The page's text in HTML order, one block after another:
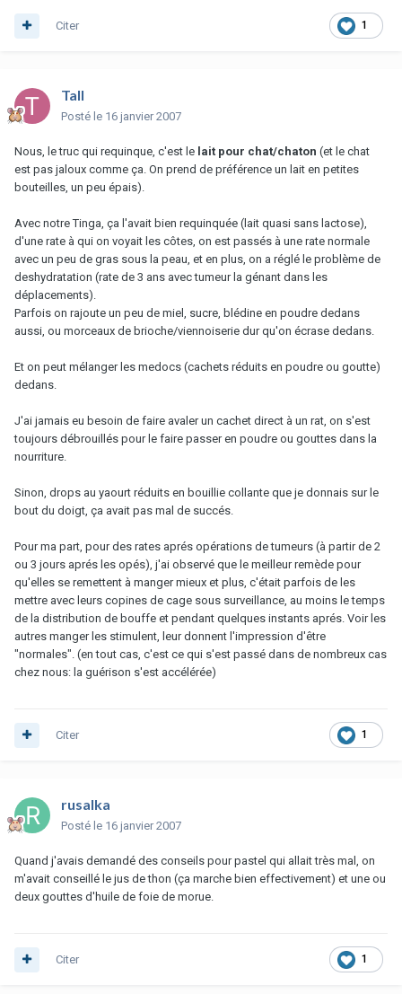
1
Citer
Tall
Posté le 16 janvier 2007
Nous, le truc qui requinque, c'est le lait pour chat/chaton (et le chat
est pas jaloux comme ça. On prend de préférence un lait en petites
bouteilles, un peu épais).
Avec notre Tinga, ça l'avait bien requinquée (lait quasi sans lactose),
d'une rate à qui on voyait les côtes, on est passés à une rate normale
avec un peu de gras sous la peau, et en plus, on a réglé le problème de
deshydratation (rate de 3 ans avec tumeur la génant dans les
déplacements).
Parfois on rajoute un peu de miel, sucre, blédine en poudre dedans
aussi, ou morceaux de brioche/viennoiserie dur qu'on écrase dedans.
Et on peut mélanger les medocs (cachets réduits en poudre ou goutte)
dedans.
J'ai jamais eu besoin de faire avaler un cachet direct à un rat, on s'est
toujours débrouillés pour le faire passer en poudre ou gouttes dans la
nourriture.
Sinon, drops au yaourt réduits en bouillie collante que je donnais sur le
bout du doigt, ça avait pas mal de succés.
Pour ma part, pour des rates aprés opérations de tumeurs (à partir de 2
ou 3 jours aprés les opés), j'ai observé que le meilleur remède pour
qu'elles se remettent à manger mieux et plus, c'était parfois de les
mettre avec leurs copines de cage sous surveillance, au moins le temps
de la distribution de bouffe et pendant quelques instants aprés. Voir les
autres manger les stimulent, leur donnent l'impression d'être
"normales". (en tout cas, c'est ce qui s'est passé dans de nombreux cas
chez nous: la guérison s'est accélérée)
1
Citer
rusalka
Posté le 16 janvier 2007
Quand j'avais demandé des conseils pour pastel qui allait très mal, on
m'avait conseillé le jus de thon (ça marche bien effectivement) et une ou
deux gouttes d'huile de foie de morue.
1
Citer